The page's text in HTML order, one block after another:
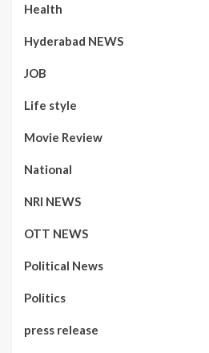
Health
Hyderabad NEWS
JOB
Life style
Movie Review
National
NRI NEWS
OTT NEWS
Political News
Politics
press release